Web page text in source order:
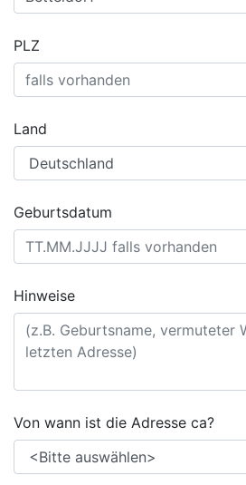
PLZ
Land
Geburtsdatum
Hinweise
Von wann ist die Adresse ca?